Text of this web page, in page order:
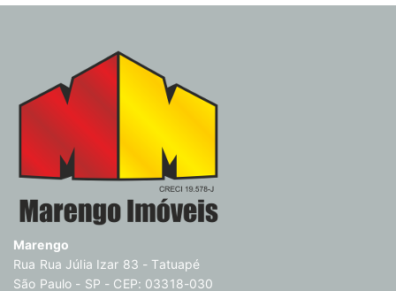
Marengo
Rua Rua Júlia Izar 83 - Tatuapé
São Paulo - SP - CEP: 03318-030